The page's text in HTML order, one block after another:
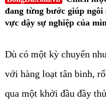
đang từng bước giúp ngôi
vực dậy sự nghiệp của
Dù có một kỳ chuyển
với hàng loạt tân binh,
qua một khởi đầu đầy